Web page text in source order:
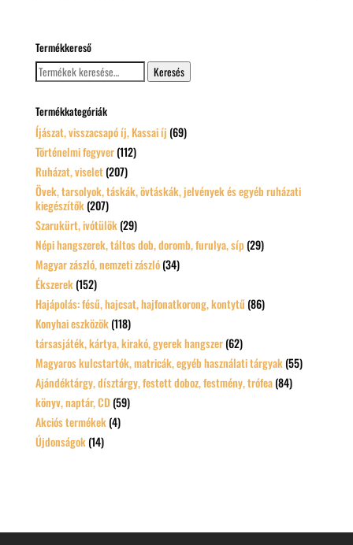
Termékkereső
Keresés
a
Keresés
Termékkategóriák
Íjászat, visszacsapó íj, Kassai íj (69)
Történelmi fegyver (112)
Ruházat, viselet (207)
Övek, tarsolyok, táskák, övtáskák, jelvények és egyéb ruházati
kiegészítők (207)
Szarukürt, ivótülök (29)
Népi hangszerek, táltos dob, doromb, furulya, síp (29)
Magyar zászló, nemzeti zászló (34)
Ékszerek (152)
Hajápolás: fésű, hajcsat, hajfonatkorong, kontytű (86)
Konyhai eszközök (118)
társasjáték, kártya, kirakó, gyerek hangszer (62)
Magyaros kulcstartók, matricák, egyéb használati tárgyak (55)
Ajándéktárgy, dísztárgy, festett doboz, festmény, trófea (84)
könyv, naptár, CD (59)
Akciós termékek (4)
Újdonságok (14)